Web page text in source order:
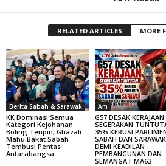
RELATED ARTICLES MORE
Berita Sabah & Sarawak
KK Dominasi Semua
Kategori Kejohanan
Boling Tenpin, Ghazali
Mahu Bakat Sabah
Tembusi Pentas
Antarabangsa
Am
G57 DESAK KERAJAAN
SEGERAKAN
35% KERUSI
SABAH DAN SARAWAK
DEMI KEADILAN
PEMBANGUNAN DAN
SEMANGAT MA63